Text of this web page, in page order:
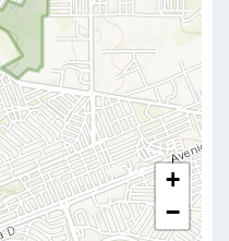
+
−